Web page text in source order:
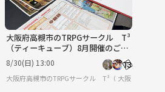
大阪府高槻市のTRPGサークル T³
（ティーキューブ）8月開催のご案
内
8/30(日) 13:00
大阪府高槻市のTRPGサークル T³（ティーキューブ）
大阪